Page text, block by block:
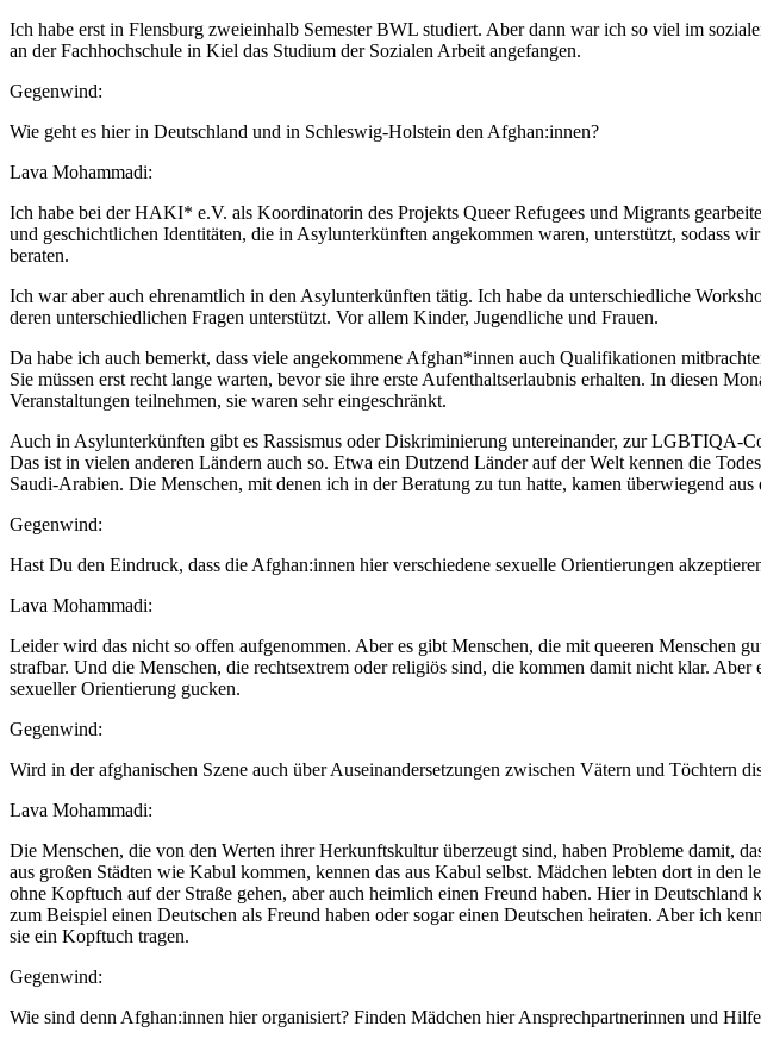
Ich habe erst in Flensburg zweieinhalb Semester BWL studiert. Aber dann war ich so viel im
an der Fachhochschule in Kiel das Studium der Sozialen Arbeit angefangen.
Gegenwind:
Wie geht es hier in Deutschland und in Schleswig-Holstein den Afghan:innen?
Lava Mohammadi:
Ich habe bei der HAKI* e.V. als Koordinatorin des Projekts Queer Refugees und Migrants
und geschichtlichen Identitäten, die in Asylunterkünften angekommen waren, unterstützt, sodass
beraten.
Ich war aber auch ehrenamtlich in den Asylunterkünften tätig. Ich habe da unterschiedliche
deren unterschiedlichen Fragen unterstützt. Vor allem Kinder, Jugendliche und Frauen.
Da habe ich auch bemerkt, dass viele angekommene Afghan*innen auch Qualifikationen
Sie müssen erst recht lange warten, bevor sie ihre erste Aufenthaltserlaubnis erhalten. In diesen
Veranstaltungen teilnehmen, sie waren sehr eingeschränkt.
Auch in Asylunterkünften gibt es Rassismus oder Diskriminierung untereinander, zur LGBTIQA-
Das ist in vielen anderen Ländern auch so. Etwa ein Dutzend Länder auf der Welt kennen die
Saudi-Arabien. Die Menschen, mit denen ich in der Beratung zu tun hatte, kamen überwiegend aus
Gegenwind:
Hast Du den Eindruck, dass die Afghan:innen hier verschiedene sexuelle Orientierungen
Lava Mohammadi:
Leider wird das nicht so offen aufgenommen. Aber es gibt Menschen, die mit queeren Menschen
strafbar. Und die Menschen, die rechtsextrem oder religiös sind, die kommen damit nicht klar.
sexueller Orientierung gucken.
Gegenwind:
Wird in der afghanischen Szene auch über Auseinandersetzungen zwischen Vätern und Töchtern
Lava Mohammadi:
Die Menschen, die von den Werten ihrer Herkunftskultur überzeugt sind, haben Probleme damit,
aus großen Städten wie Kabul kommen, kennen das aus Kabul selbst. Mädchen lebten dort in
ohne Kopftuch auf der Straße gehen, aber auch heimlich einen Freund haben. Hier in
zum Beispiel einen Deutschen als Freund haben oder sogar einen Deutschen heiraten. Aber ich
sie ein Kopftuch tragen.
Gegenwind:
Wie sind denn Afghan:innen hier organisiert? Finden Mädchen hier Ansprechpartnerinnen und